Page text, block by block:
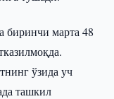
биринчи марта 48
ўзида уч
ташкил